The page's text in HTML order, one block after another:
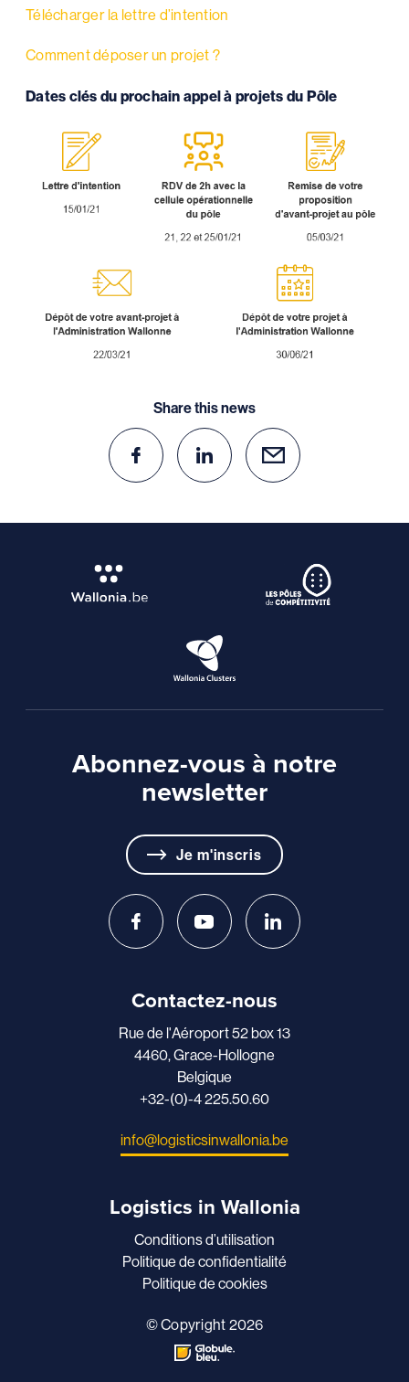
Télécharger la lettre d’intention
Comment déposer un projet ?
Dates clés du prochain appel à projets du Pôle
Share this news
Abonnez-vous à notre
newsletter
Je m'inscris
Contactez-nous
Rue de l'Aéroport 52 box 13
4460, Grace-Hollogne
Belgique
+32-(0)-4 225.50.60
info@logisticsinwallonia.be
Logistics in Wallonia
Conditions d’utilisation
Politique de confidentialité
Politique de cookies
© Copyright 2026